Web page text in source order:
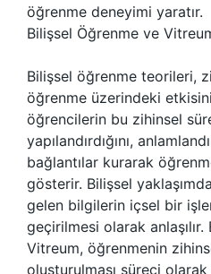
öğrenme deneyimi yaratır.
Bilişsel Öğrenme ve
Bilişsel öğrenme teorileri,
öğrenme üzerindeki
öğrencilerin bu zihinsel
yapılandırdığını,
bağlantılar kurarak
gösterir. Bilişsel
gelen bilgilerin içsel bir
geçirilmesi olarak anlaşılır.
Vitreum, öğrenmenin
oluşturulması süreci olarak